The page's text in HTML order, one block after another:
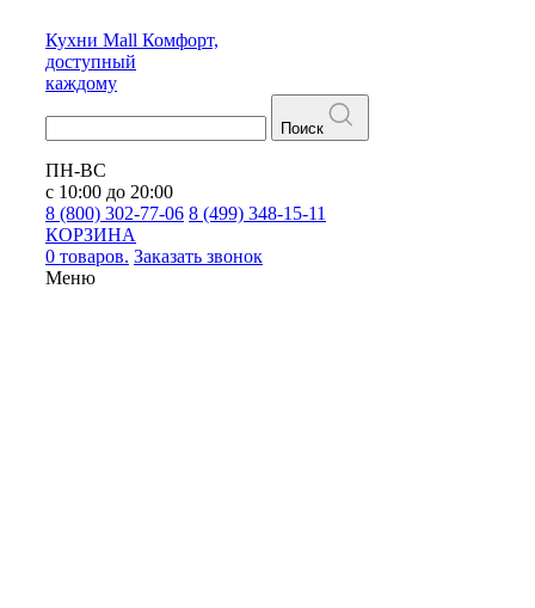
Кухни Mall Комфорт,
доступный
каждому
Поиск
ПН-ВС
с 10:00 до 20:00
8 (800) 302-77-06 8 (499) 348-15-11
КОРЗИНА
0 товаров. Заказать звонок
Меню